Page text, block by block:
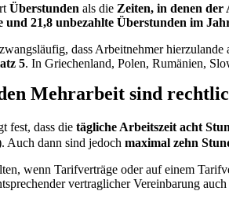
Überstunden als die Zeiten, in denen
und 21,8 unbezahlte Überstunden im
dass Arbeitnehmer
5. In Griechenland, Polen, Rumänien,
Mehrarbeit sind
fest, dass die tägliche Arbeitszeit acht
Auch dann sind jedoch maximal zehn
wenn Tarifverträge oder auf einem
vertraglicher Vereinbarung